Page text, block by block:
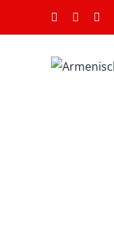
Facebook